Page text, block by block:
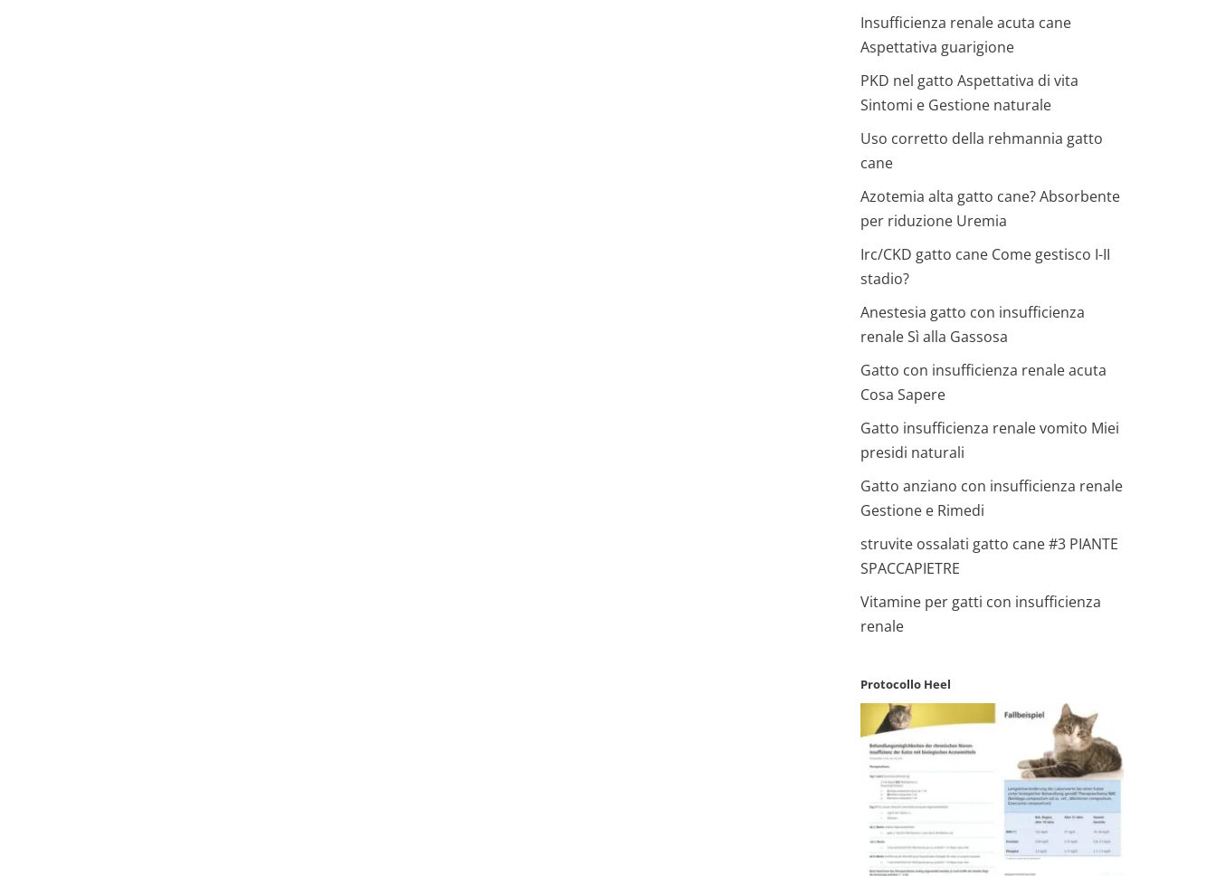
Insufficienza renale acuta cane
Aspettativa guarigione
PKD nel gatto Aspettativa di vita
Sintomi e Gestione naturale
Uso corretto della rehmannia gatto
cane
Azotemia alta gatto cane? Absorbente
per riduzione Uremia
Irc/CKD gatto cane Come gestisco I-II
stadio?
Anestesia gatto con insufficienza
renale Sì alla Gassosa
Gatto con insufficienza renale acuta
Cosa Sapere
Gatto insufficienza renale vomito Miei
presidi naturali
Gatto anziano con insufficienza renale
Gestione e Rimedi
struvite ossalati gatto cane #3 PIANTE
SPACCAPIETRE
Vitamine per gatti con insufficienza
renale
Protocollo Heel